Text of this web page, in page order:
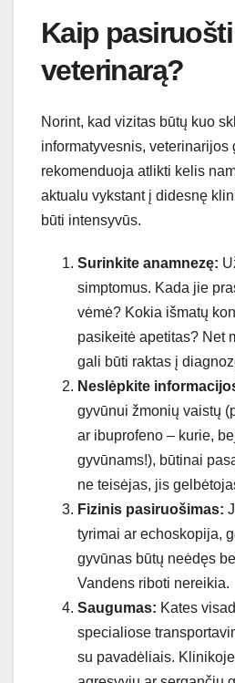
Kaip
veterinarą?
Norint, kad vizitas būtų kuo
informatyvesnis, veterinarijos
rekomenduoja atlikti kelis
aktualu vykstant į didesnę
būti intensyvūs.
Surinkite anamnezę:
simptomus. Kada jie
vėmė? Kokia išmatų
pasikeitė apetitas? Net
gali būti raktas į
Neslėpkite
gyvūnui žmonių vaistų
ar ibuprofeno – kurie,
gyvūnams!), būtinai
ne teisėjas, jis
Fizinis pasiruošimas:
tyrimai ar echoskopija,
gyvūnas būtų neėdęs
Vandens riboti nereikia.
Saugumas: Kates
specialiose
su pavadėliais.